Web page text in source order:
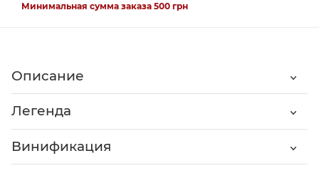
Минимальная сумма заказа 500 грн
Описание
Легенда
Винификация